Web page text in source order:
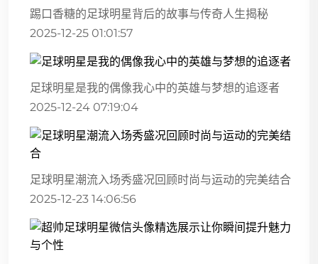
踢口香糖的足球明星背后的故事与传奇人生揭秘
2025-12-25 01:01:57
足球明星是我的偶像我心中的英雄与梦想的追逐者
2025-12-24 07:19:04
足球明星潮流入场秀盛况回顾时尚与运动的完美结合
2025-12-23 14:06:56